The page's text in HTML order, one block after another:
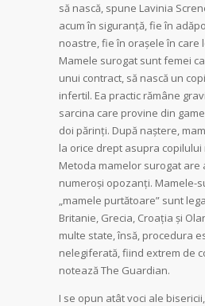
să nască, spune Lavinia
acum în siguranță, fie în
noastre, fie în orașele în care
Mamele surogat sunt femei
unui contract, să nască un
infertil. Ea practic rămâne
sarcina care provine din
doi părinți. După naștere,
la orice drept asupra copilului
Metoda mamelor surogat are
numeroși opozanți. Mamele-
„mamele purtătoare” sunt
Britanie, Grecia, Croația și
multe state, însă, procedura
nelegiferată, fiind extrem de
notează The Guardian.
I se opun atât voci ale